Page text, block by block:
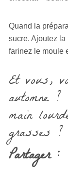
Quand la
sucre. Ajoutez la
farinez le moule
Et vous,
automne
main
grasses ?
Partager :